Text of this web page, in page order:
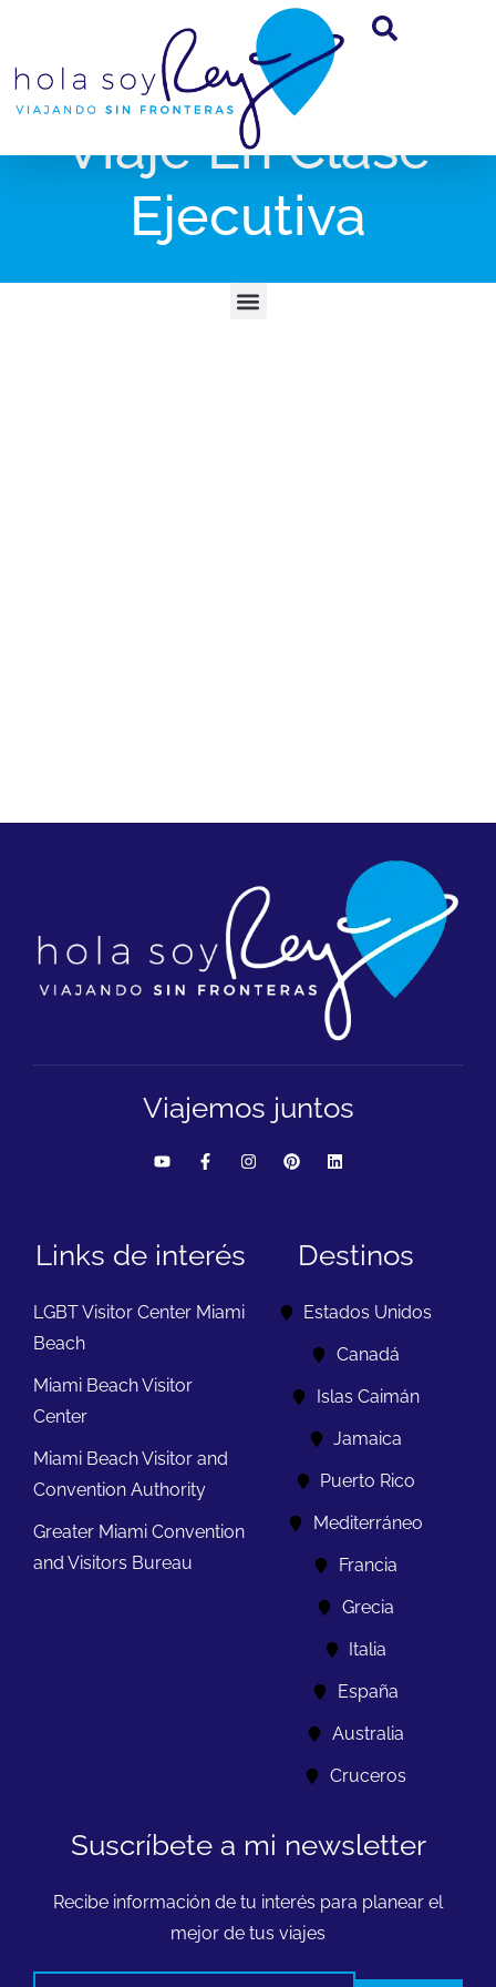
Viaje En Clase
Ejecutiva
Viajemos juntos
Links de interés
LGBT Visitor Center Miami
Beach
Miami Beach Visitor
Center
Miami Beach Visitor and
Convention Authority
Greater Miami Convention
and Visitors Bureau
Destinos
Estados Unidos
Canadá
Islas Caimán
Jamaica
Puerto Rico
Mediterráneo
Francia
Grecia
Italia
España
Australia
Cruceros
Suscríbete a mi newsletter
Recibe información de tu interés para planear el
mejor de tus viajes